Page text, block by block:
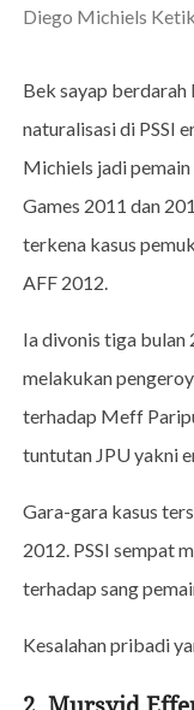
Diego Michiels
Bek sayap berdarah
naturalisasi di PSSI
Michiels jadi pemain
Games 2011 dan
terkena kasus
AFF 2012.
Ia divonis tiga bulan
melakukan
terhadap Meff
tuntutan JPU yakni
Gara-gara kasus
2012. PSSI sempat
terhadap sang
Kesalahan pribadi